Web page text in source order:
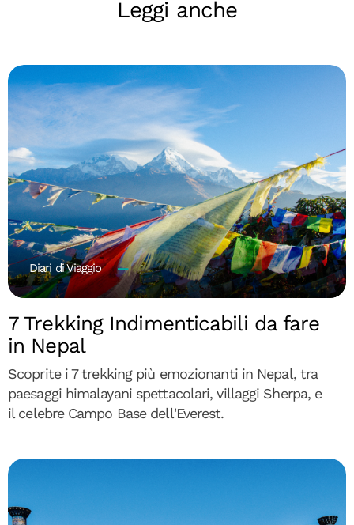
Leggi anche
Diari di Viaggio
7 Trekking Indimenticabili da fare
in Nepal
Scoprite i 7 trekking più emozionanti in Nepal, tra
paesaggi himalayani spettacolari, villaggi Sherpa, e
il celebre Campo Base dell'Everest.